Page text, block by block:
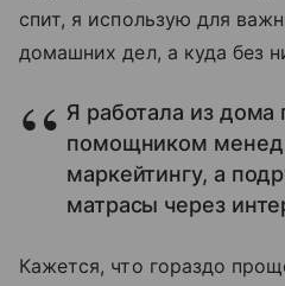
спит, я использую для
домашних дел, а куда без
Я работала из дома
помощником
маркейтингу, а
матрасы через
Кажется, что гораздо